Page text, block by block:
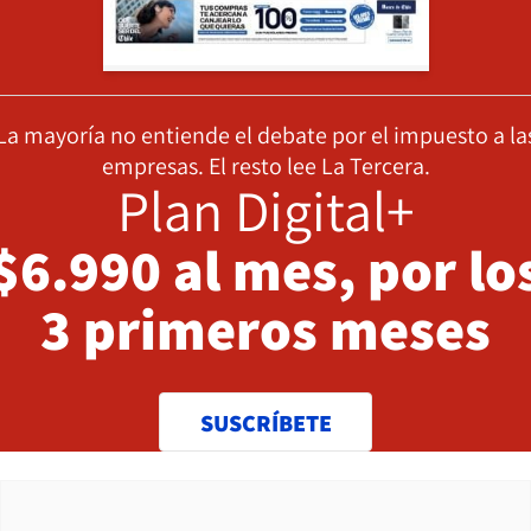
mayoría no entiende el debate por el impuesto a
empresas. El resto lee La Tercera.
Plan Digital+
al mes, por
3 primeros meses
SUSCRÍBETE